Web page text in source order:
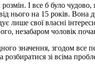
І все б було
нього на 15 років. Вона
лише свої власні
незабаром чоловік
значення, згодом все
зі всіма